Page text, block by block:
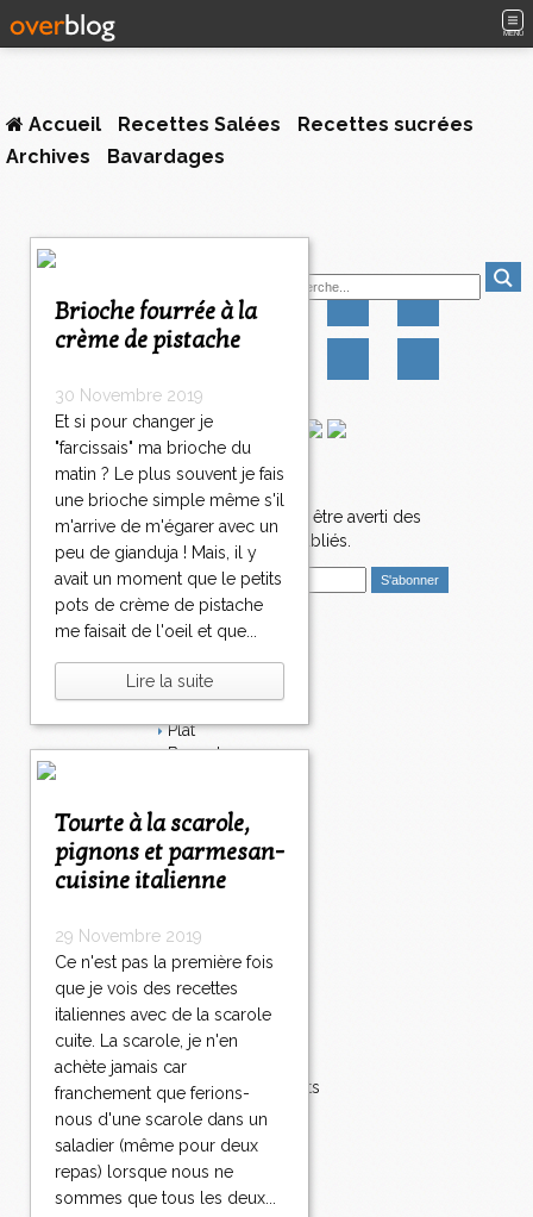
MENU
Accueil Recettes Salées
Recettes sucrées
Archives
Bavardages
Brioche fourrée à la
crème de pistache
30 Novembre 2019
Et si pour changer je
"farcissais" ma brioche du
matin ? Le plus souvent je fais
une brioche simple même s'il
m'arrive de m'égarer avec un
peu de gianduja ! Mais, il y
avait un moment que le petits
pots de crème de pistache
me faisait de l'oeil et que...
Lire la suite
Tourte à la scarole,
pignons et parmesan-
cuisine italienne
29 Novembre 2019
Ce n'est pas la première fois
que je vois des recettes
italiennes avec de la scarole
cuite. La scarole, je n'en
achète jamais car
franchement que ferions-
nous d'une scarole dans un
saladier (même pour deux
repas) lorsque nous ne
sommes que tous les deux...
Newsletter
Abonnez-vous pour être averti des
nouveaux articles publiés.
E
m
a
l
Catégories
Salé
Dessert
Plat
Bavardages
Légumes
Apéritif
Fromage
Tarte
Épices
Fruits
Soupe
Fêtes
Poisson
Accompagnements
Champignons
Chocolat
Pâtes
Tomates
Balade
2